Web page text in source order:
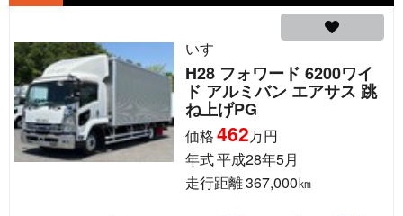
いすゞ
H28 フォワード 6200ワイ
ド アルミバン エアサス 跳
ね上げPG
価格462万円
年式平成28年5月
走行距離367,000㎞